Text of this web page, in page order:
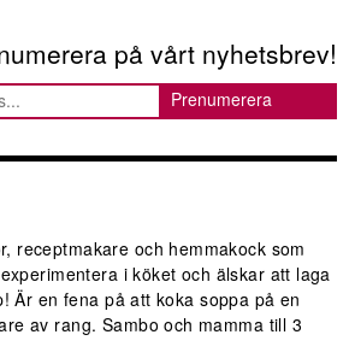
på vårt nyhetsbrev!
receptmakare och hemmakock som
i köket och älskar att laga
Är en fena på att koka soppa på en
av rang. Sambo och mamma till 3